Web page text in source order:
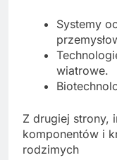
Systemy
wiatrowe.
Z drugiej strony,
komponentów i
rodzimych